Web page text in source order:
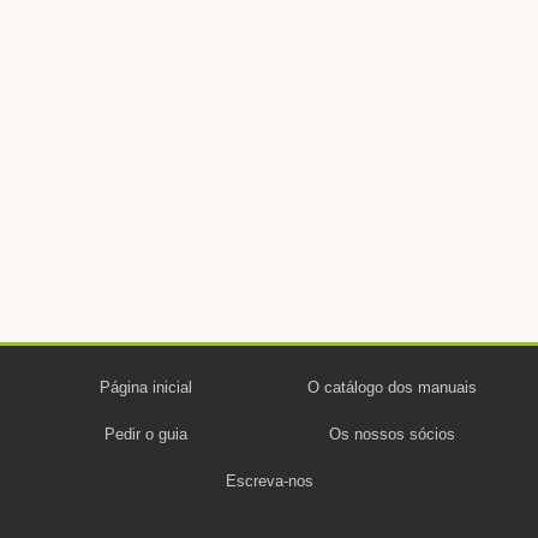
Página inicial O catálogo dos manuais
Pedir o guia Os nossos sócios
Escreva-nos